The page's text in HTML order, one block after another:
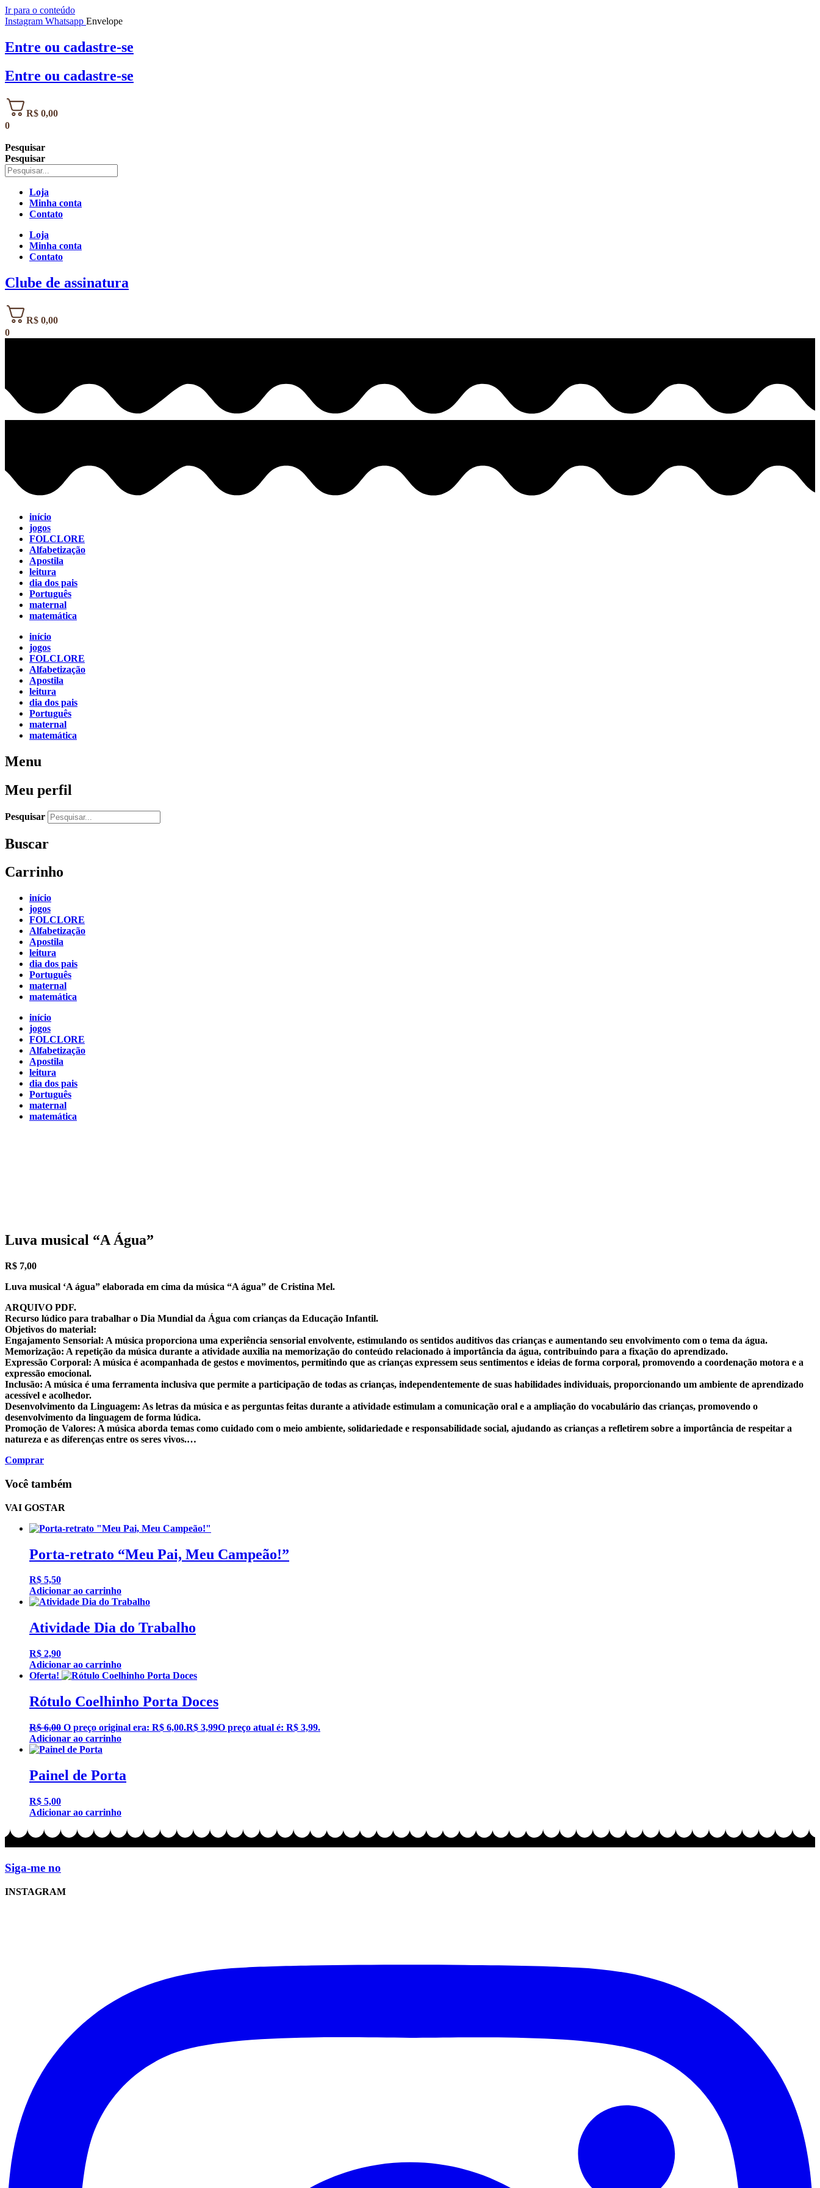
Ir para o conteúdo
Instagram Whatsapp Envelope
Entre ou cadastre-se
Entre ou cadastre-se
0
R$ 0,00
Pesquisar
Pesquisar
Loja
Minha conta
Contato
Loja
Minha conta
Contato
Clube de assinatura
0
R$ 0,00
início
jogos
FOLCLORE
Alfabetização
Apostila
leitura
dia dos pais
Português
maternal
matemática
início
jogos
FOLCLORE
Alfabetização
Apostila
leitura
dia dos pais
Português
maternal
matemática
Menu
Meu perfil
Pesquisar
Buscar
Carrinho
início
jogos
FOLCLORE
Alfabetização
Apostila
leitura
dia dos pais
Português
maternal
matemática
início
jogos
FOLCLORE
Alfabetização
Apostila
leitura
dia dos pais
Português
maternal
matemática
Luva musical “A Água”
R$ 7,00
Luva musical ‘A água” elaborada em cima da música “A água” de Cristina Mel.
ARQUIVO PDF.
Recurso lúdico para trabalhar o Dia Mundial da Água com crianças da Educação Infantil.
Objetivos do material:
Engajamento Sensorial: A música proporciona uma experiência sensorial envolvente, estimulando os sentidos auditivos das crianças e aumentando seu envolvimento com o tema da água.
Memorização: A repetição da música durante a atividade auxilia na memorização do conteúdo relacionado à importância da água, contribuindo para a fixação do aprendizado.
Expressão Corporal: A música é acompanhada de gestos e movimentos, permitindo que as crianças expressem seus sentimentos e ideias de forma corporal, promovendo a coordenação motora e a
expressão emocional.
Inclusão: A música é uma ferramenta inclusiva que permite a participação de todas as crianças, independentemente de suas habilidades individuais, proporcionando um ambiente de aprendizado
acessível e acolhedor.
Desenvolvimento da Linguagem: As letras da música e as perguntas feitas durante a atividade estimulam a comunicação oral e a ampliação do vocabulário das crianças, promovendo o
desenvolvimento da linguagem de forma lúdica.
Promoção de Valores: A música aborda temas como cuidado com o meio ambiente, solidariedade e responsabilidade social, ajudando as crianças a refletirem sobre a importância de respeitar a
natureza e as diferenças entre os seres vivos.…
Comprar
Você também
VAI GOSTAR
Porta-retrato “Meu Pai, Meu Campeão!”
R$ 5,50
Adicionar ao carrinho
Atividade Dia do Trabalho
R$ 2,90
Adicionar ao carrinho
Oferta!
Rótulo Coelhinho Porta Doces
R$6,00 O preço original era: R$ 6,00.R$ 3,99O preço atual é: R$ 3,99.
Adicionar ao carrinho
Painel de Porta
R$ 5,00
Adicionar ao carrinho
Siga-me no
INSTAGRAM